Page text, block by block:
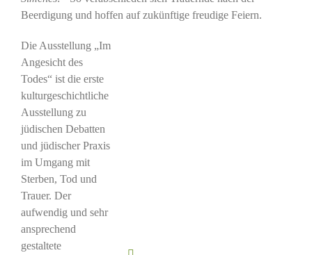
Beerdigung und hoffen auf zukünftige freudige Feiern.
Die Ausstellung „Im
Angesicht des
Todes“ ist die erste
kulturgeschichtliche
Ausstellung zu
jüdischen Debatten
und jüdischer Praxis
im Umgang mit
Sterben, Tod und
Trauer. Der
aufwendig und sehr
ansprechend
gestaltete